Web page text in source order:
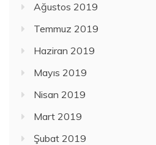
Ağustos 2019
Temmuz 2019
Haziran 2019
Mayıs 2019
Nisan 2019
Mart 2019
Şubat 2019